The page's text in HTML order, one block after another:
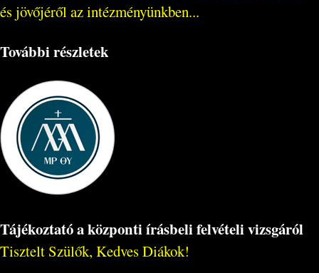
és jövőjéről az intézményünkben...
További részletek
Tájékoztató a központi írásbeli felvételi vizsgáról
Tisztelt Szülők, Kedves Diákok!